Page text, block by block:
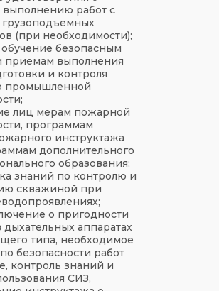
выполнению работ с
(при необходимости);
безопасным
приемам выполнения
и контроля
промышленной
лиц мерам пожарной
программам
инструктажа
дополнительного
образования;
знаний по контролю и
скважиной при
о пригодности
дыхательных аппаратах
типа, необходимое
безопасности работ
контроль знаний и
СИЗ,